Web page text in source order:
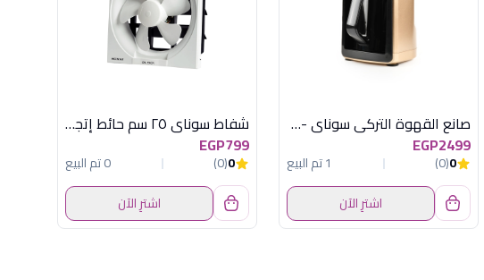
صانع القهوة التركي سوناي -موود -535 وات ,4 اكواب , روز جولد , MAR-420
EGP2499
0
(0)
1 تم البيع
اشترِ الآن
شفاط سوناي ٢٥ سم حائط إتجاه واحد - 30 وات - MAR-25R
EGP799
0
(0)
0 تم البيع
اشترِ الآن